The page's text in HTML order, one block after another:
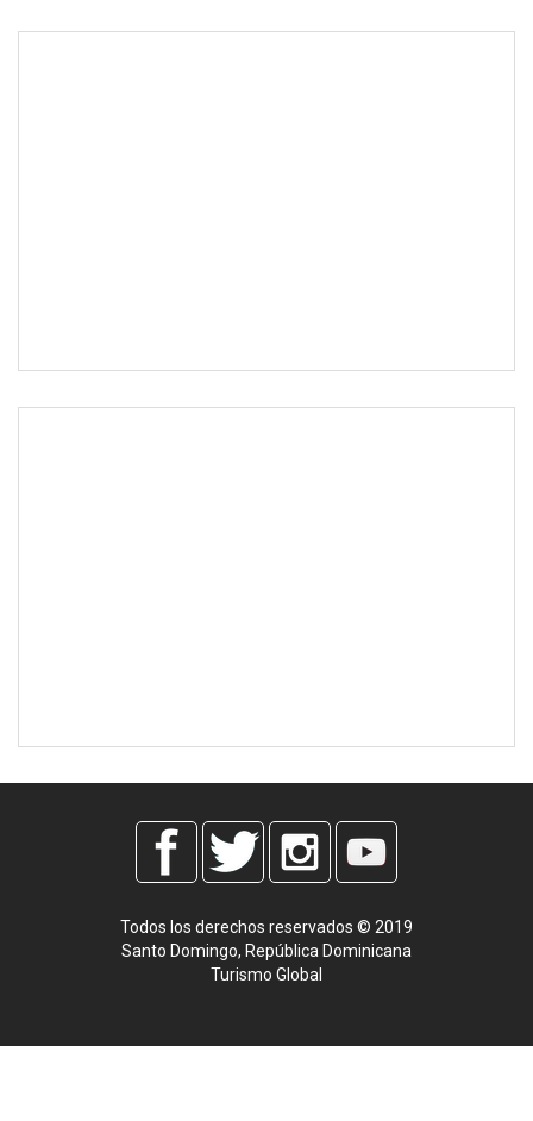
Todos los derechos reservados © 2019
Santo Domingo, República Dominicana
Turismo Global